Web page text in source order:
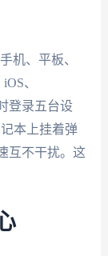
机、平板、
、
登录五台设
本上挂着弹
互不干扰。这